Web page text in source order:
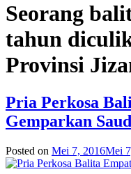
Seorang
tahun
Provinsi
Pria Perkosa
Gemparkan
Posted on Mei 7, 2016Mei